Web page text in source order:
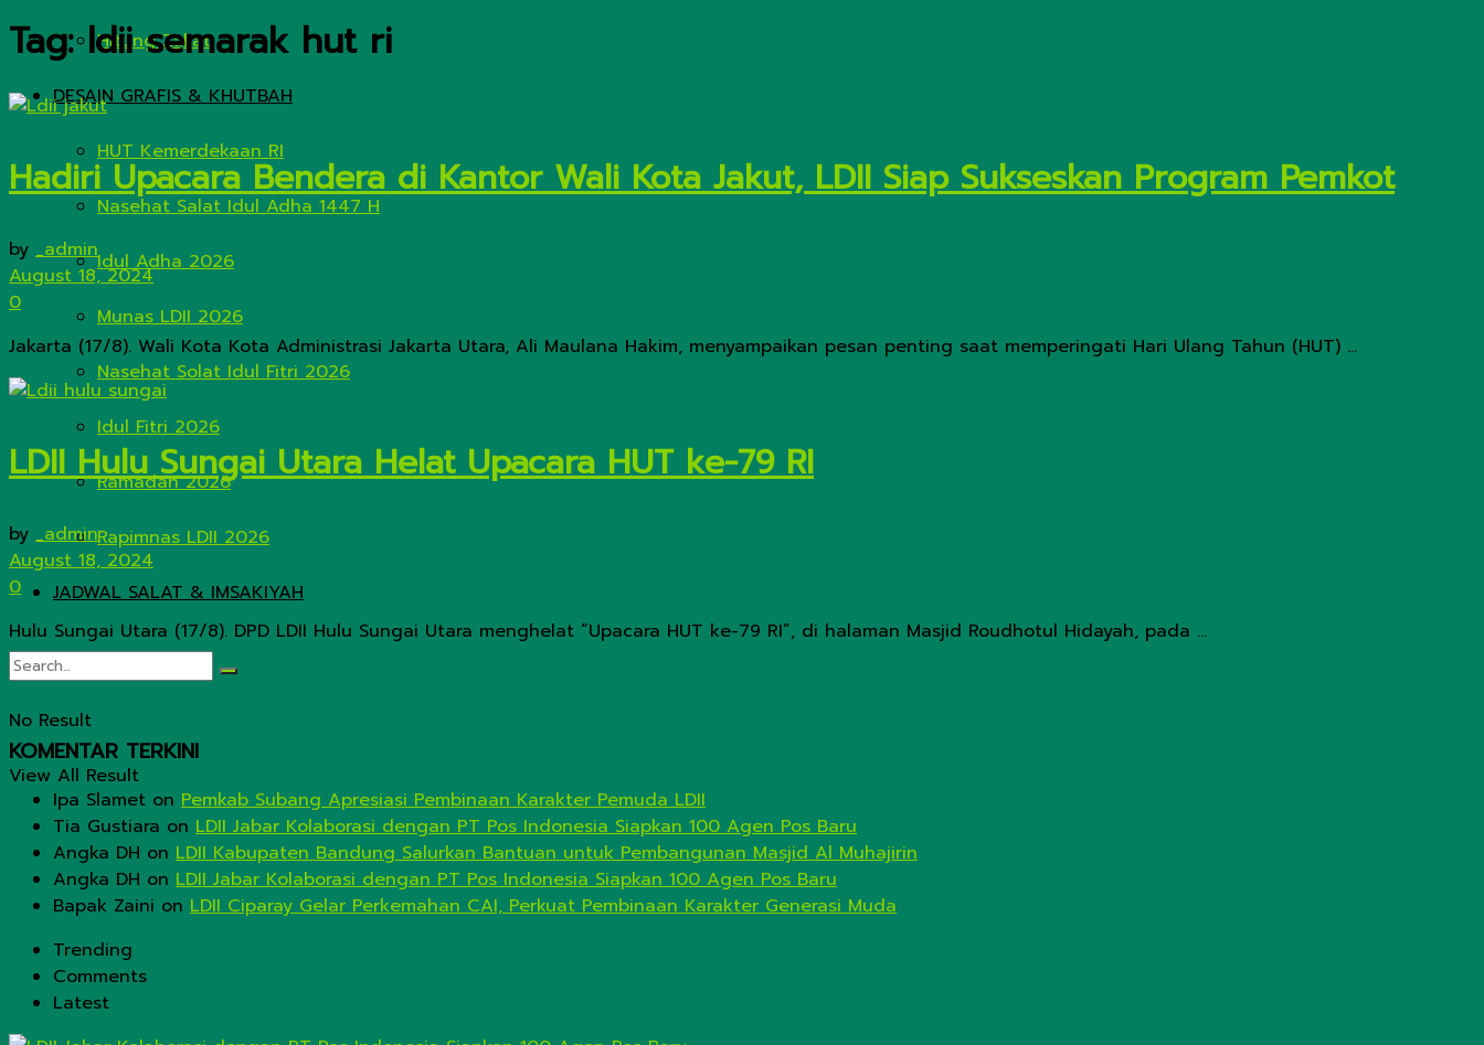
Hitung Zakat
DESAIN GRAFIS & KHUTBAH
HUT Kemerdekaan RI
Nasehat Salat Idul Adha 1447 H
Idul Adha 2026
Munas LDII 2026
Nasehat Solat Idul Fitri 2026
Idul Fitri 2026
Ramadan 2026
Rapimnas LDII 2026
JADWAL SALAT & IMSAKIYAH
No Result
View All Result
Tag:ldii semarak hut ri
Hadiri Upacara Bendera di Kantor Wali Kota Jakut, LDII Siap Sukseskan Program Pemkot
by _admin
August 18, 2024
0
Jakarta (17/8). Wali Kota Kota Administrasi Jakarta Utara, Ali Maulana Hakim, menyampaikan pesan penting saat memperingati Hari Ulang Tahun (HUT) ...
LDII Hulu Sungai Utara Helat Upacara HUT ke-79 RI
by _admin
August 18, 2024
0
Hulu Sungai Utara (17/8). DPD LDII Hulu Sungai Utara menghelat “Upacara HUT ke-79 RI”, di halaman Masjid Roudhotul Hidayah, pada ...
KOMENTAR TERKINI
Ipa Slamet on Pemkab Subang Apresiasi Pembinaan Karakter Pemuda LDII
Tia Gustiara on LDII Jabar Kolaborasi dengan PT Pos Indonesia Siapkan 100 Agen Pos Baru
Angka DH on LDII Kabupaten Bandung Salurkan Bantuan untuk Pembangunan Masjid Al Muhajirin
Angka DH on LDII Jabar Kolaborasi dengan PT Pos Indonesia Siapkan 100 Agen Pos Baru
Bapak Zaini on LDII Ciparay Gelar Perkemahan CAI, Perkuat Pembinaan Karakter Generasi Muda
Trending
Comments
Latest